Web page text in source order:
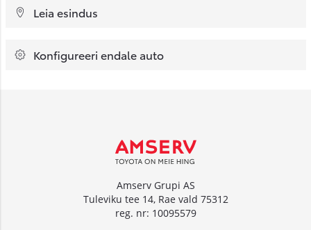
Leia esindus
Konfigureeri endale auto
Amserv Grupi AS
Tuleviku tee 14, Rae vald 75312
reg. nr: 10095579